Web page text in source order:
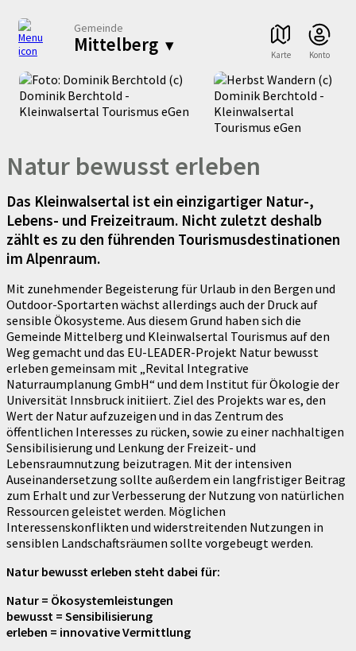
Gemeinde
Mittelberg ▾ Karte Konto
Natur bewusst erleben
Das Kleinwalsertal ist ein einzigartiger Natur-,
Lebens- und Freizeitraum. Nicht zuletzt deshalb
zählt es zu den führenden Tourismusdestinationen
im Alpenraum.
Mit zunehmender Begeisterung für Urlaub in den Bergen und
Outdoor-Sportarten wächst allerdings auch der Druck auf
sensible Ökosysteme. Aus diesem Grund haben sich die
Gemeinde Mittelberg und Kleinwalsertal Tourismus auf den
Weg gemacht und das EU-LEADER-Projekt Natur bewusst
erleben gemeinsam mit „Revital Integrative
Naturraumplanung GmbH“ und dem Institut für Ökologie der
Universität Innsbruck initiiert. Ziel des Projekts war es, den
Wert der Natur aufzuzeigen und in das Zentrum des
öffentlichen Interesses zu rücken, sowie zu einer nachhaltigen
Sensibilisierung und Lenkung der Freizeit- und
Lebensraumnutzung beizutragen. Mit der intensiven
Auseinandersetzung sollte außerdem ein langfristiger Beitrag
zum Erhalt und zur Verbesserung der Nutzung von natürlichen
Ressourcen geleistet werden. Möglichen
Interessenskonflikten und widerstreitenden Nutzungen in
sensiblen Landschaftsräumen sollte vorgebeugt werden.
Natur bewusst erleben steht dabei für:
Natur = Ökosystemleistungen
bewusst = Sensibilisierung
erleben = innovative Vermittlung